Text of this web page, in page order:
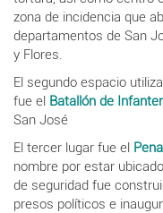
zona de incidencia que
departamentos de San
y Flores.
El segundo espacio
fue el Batallón de
San José
El tercer lugar fue el
nombre por estar
de seguridad fue
presos políticos e